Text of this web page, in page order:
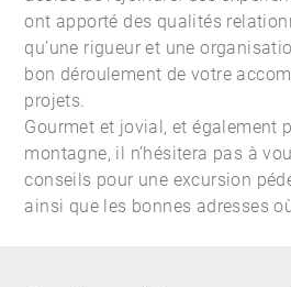
ont apporté des qualités
qu’une rigueur et une
bon déroulement de votre
projets.
Gourmet et jovial, et également
montagne, il n’hésitera pas à
conseils pour une excursion
ainsi que les bonnes adresses